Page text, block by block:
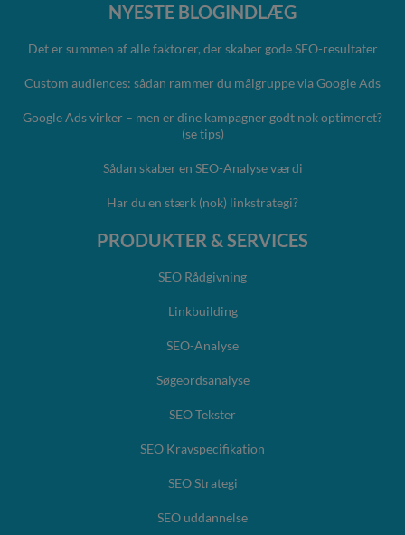
NYESTE BLOGINDLÆG
Det er summen af alle faktorer, der skaber gode SEO-resultater
Custom audiences: sådan rammer du målgruppe via Google Ads
Google Ads virker – men er dine kampagner godt nok optimeret?
(se tips)
Sådan skaber en SEO-Analyse værdi
Har du en stærk (nok) linkstrategi?
PRODUKTER & SERVICES
SEO Rådgivning
Linkbuilding
SEO-Analyse
Søgeordsanalyse
SEO Tekster
SEO Kravspecifikation
SEO Strategi
SEO uddannelse